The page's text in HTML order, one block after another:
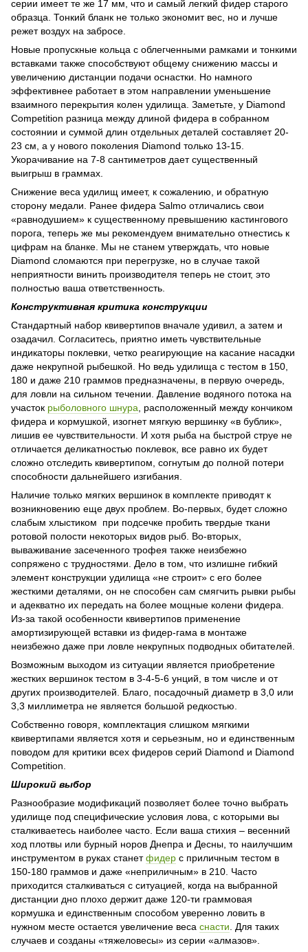
серии имеет те же 17 мм, что и самый легкий фидер старого
образца. Тонкий бланк не только экономит вес, но и лучше
режет воздух на забросе.
Новые пропускные кольца с облегченными рамками и тонкими
вставками также способствуют общему снижению массы и
увеличению дистанции подачи оснастки. Но намного
эффективнее работает в этом направлении уменьшение
взаимного перекрытия колен удилища. Заметьте, у Diamond
Competition разница между длиной фидера в собранном
состоянии и суммой длин отдельных деталей составляет 20-
23 см, а у нового поколения Diamond только 13-15.
Укорачивание на 7-8 сантиметров дает существенный
выигрыш в граммах.
Снижение веса удилищ имеет, к сожалению, и обратную
сторону медали. Ранее фидера Salmo отличались свои
«равнодушием» к существенному превышению кастингового
порога, теперь же мы рекомендуем внимательно отнестись к
цифрам на бланке. Мы не станем утверждать, что новые
Diamond сломаются при перегрузке, но в случае такой
неприятности винить производителя теперь не стоит, это
полностью ваша ответственность.
Конструктивная критика конструкции
Стандартный набор квивертипов вначале удивил, а затем и
озадачил. Согласитесь, приятно иметь чувствительные
индикаторы поклевки, четко реагирующие на касание насадки
даже некрупной рыбешкой. Но ведь удилища с тестом в 150,
180 и даже 210 граммов предназначены, в первую очередь,
для ловли на сильном течении. Давление водяного потока на
участок рыболовного шнура , расположенный между кончиком
фидера и кормушкой, изогнет мягкую вершинку «в бублик»,
лишив ее чувствительности. И хотя рыба на быстрой струе не
отличается деликатностью поклевок, все равно их будет
сложно отследить квивертипом, согнутым до полной потери
способности дальнейшего изгибания.
Наличие только мягких вершинок в комплекте приводят к
возникновению еще двух проблем. Во-первых, будет сложно
слабым хлыстиком при подсечке пробить твердые ткани
ротовой полости некоторых видов рыб. Во-вторых,
вываживание засеченного трофея также неизбежно
сопряжено с трудностями. Дело в том, что излишне гибкий
элемент конструкции удилища «не строит» с его более
жесткими деталями, он не способен сам смягчить рывки рыбы
и адекватно их передать на более мощные колени фидера.
Из-за такой особенности квивертипов применение
амортизирующей вставки из фидер-гама в монтаже
неизбежно даже при ловле некрупных подводных обитателей.
Возможным выходом из ситуации является приобретение
жестких вершинок тестом в 3-4-5-6 унций, в том числе и от
других производителей. Благо, посадочный диаметр в 3,0 или
3,3 миллиметра не является большой редкостью.
Собственно говоря, комплектация слишком мягкими
квивертипами является хотя и серьезным, но и единственным
поводом для критики всех фидеров серий Diamond и Diamond
Competition.
Широкий выбор
Разнообразие модификаций позволяет более точно выбрать
удилище под специфические условия лова, с которыми вы
сталкиваетесь наиболее часто. Если ваша стихия – весенний
ход плотвы или бурный норов Днепра и Десны, то наилучшим
инструментом в руках станетфидер с приличным тестом в
150-180 граммов и даже «неприличным» в 210. Часто
приходится сталкиваться с ситуацией, когда на выбранной
дистанции дно плохо держит даже 120-ти граммовая
кормушка и единственным способом уверенно ловить в
нужном месте остается увеличение веса снасти . Для таких
случаев и созданы «тяжеловесы» из серии «алмазов».